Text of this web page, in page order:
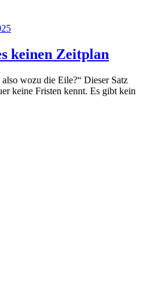
keinen Zeitplan
wozu die Eile?“ Dieser Satz
keine Fristen kennt. Es gibt kein